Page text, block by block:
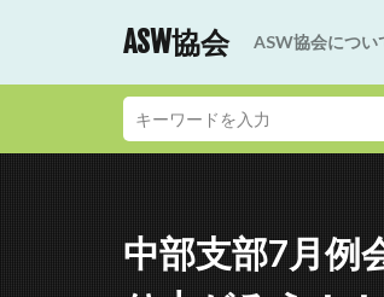
ASW協会 ASW協会につい
中部支部7月例